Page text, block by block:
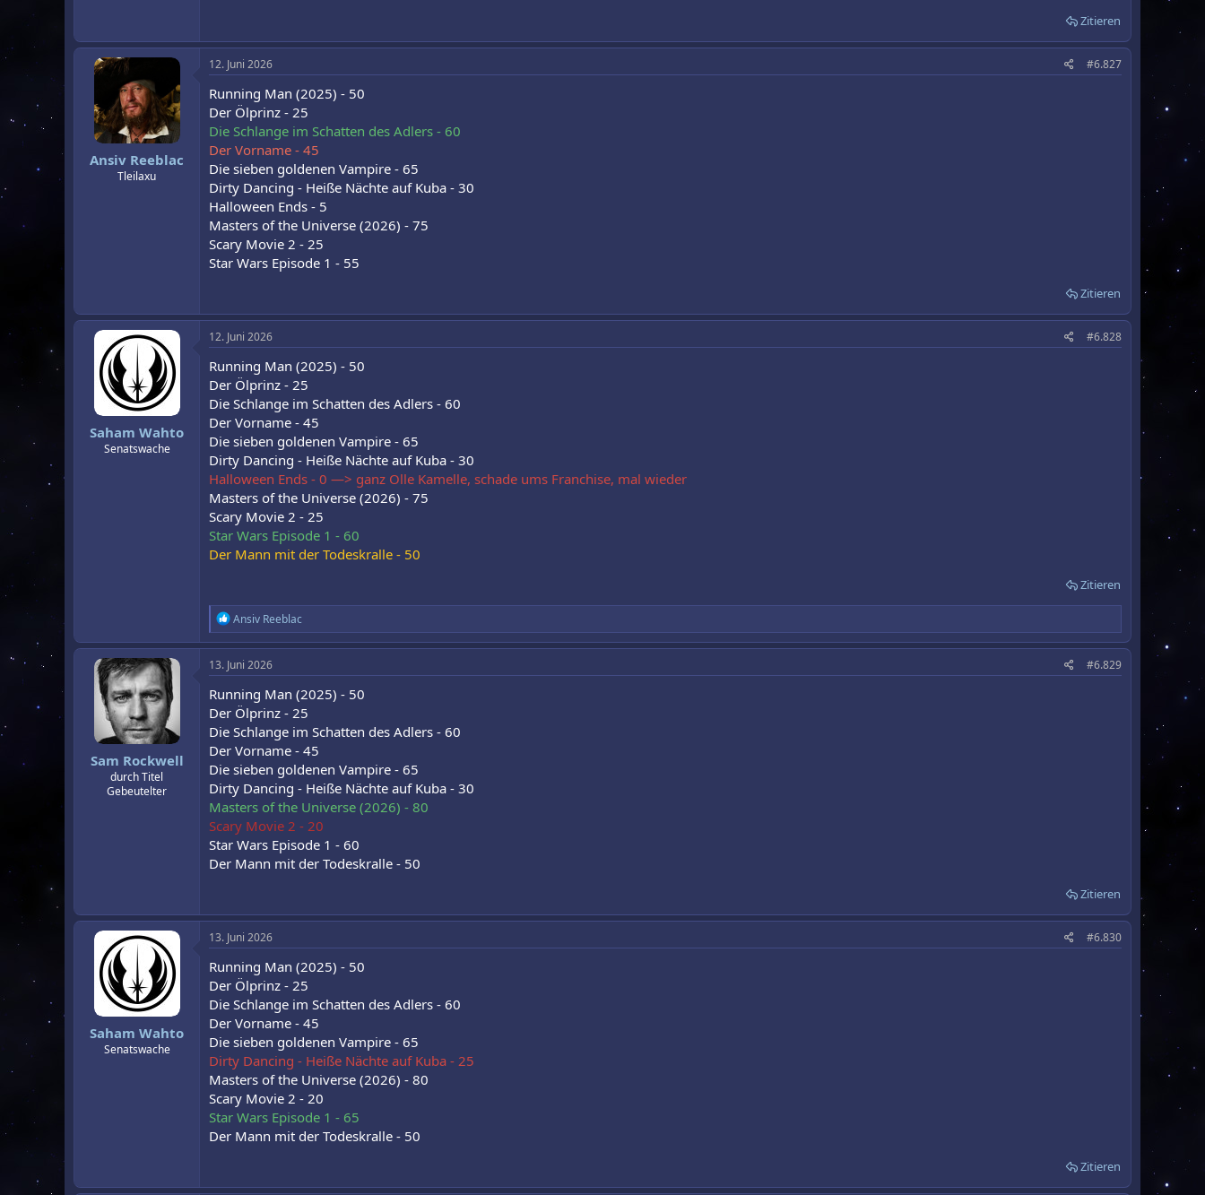
Zitieren
Ansiv Reeblac
Tleilaxu
12. Juni 2026 #6.827
Running Man (2025) - 50
Der Ölprinz - 25
Die Schlange im Schatten des Adlers - 60
Der Vorname - 45
Die sieben goldenen Vampire - 65
Dirty Dancing - Heiße Nächte auf Kuba - 30
Halloween Ends - 5
Masters of the Universe (2026) - 75
Scary Movie 2 - 25
Star Wars Episode 1 - 55
Zitieren
Saham Wahto
Senatswache
12. Juni 2026 #6.828
Running Man (2025) - 50
Der Ölprinz - 25
Die Schlange im Schatten des Adlers - 60
Der Vorname - 45
Die sieben goldenen Vampire - 65
Dirty Dancing - Heiße Nächte auf Kuba - 30
Halloween Ends - 0 —> ganz Olle Kamelle, schade ums Franchise, mal wieder
Masters of the Universe (2026) - 75
Scary Movie 2 - 25
Star Wars Episode 1 - 60
Der Mann mit der Todeskralle - 50
Zitieren
R
e
a
k
t
i
o
n
e
n
Ansiv Reeblac
Sam Rockwell
durch Titel
Gebeutelter
13. Juni 2026 #6.829
Running Man (2025) - 50
Der Ölprinz - 25
Die Schlange im Schatten des Adlers - 60
Der Vorname - 45
Die sieben goldenen Vampire - 65
Dirty Dancing - Heiße Nächte auf Kuba - 30
Masters of the Universe (2026) - 80
Scary Movie 2 - 20
Star Wars Episode 1 - 60
Der Mann mit der Todeskralle - 50
Zitieren
Saham Wahto
Senatswache
13. Juni 2026 #6.830
Running Man (2025) - 50
Der Ölprinz - 25
Die Schlange im Schatten des Adlers - 60
Der Vorname - 45
Die sieben goldenen Vampire - 65
Dirty Dancing - Heiße Nächte auf Kuba - 25
Masters of the Universe (2026) - 80
Scary Movie 2 - 20
Star Wars Episode 1 - 65
Der Mann mit der Todeskralle - 50
Zitieren